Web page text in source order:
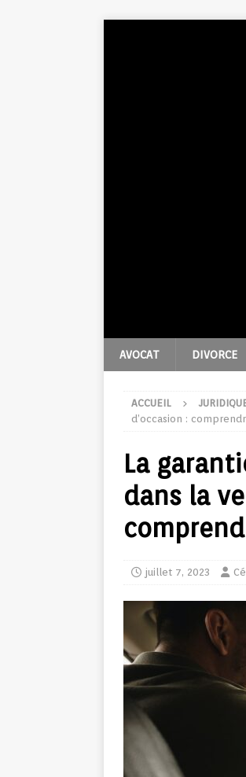
AVOCAT DIVORCE
ACCUEIL
d’occasion :
La
dans la
juillet 7, 2023